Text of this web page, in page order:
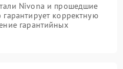
Nivona и прошедшие
корректную
гарантийных